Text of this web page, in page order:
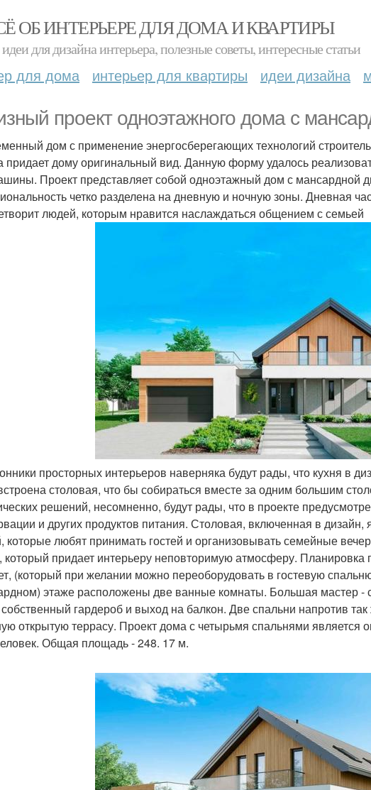
ОБ ИНТЕРЬЕРЕ ДЛЯ ДОМА И КВАРТИРЫ
для дизайна интерьера, полезные советы, интересные статьи
для дома интерьер для квартиры идеи дизайна
проект одноэтажного дома с
дом с применение энергосберегающих технологий
дому оригинальный вид. Данную форму удалось
Проект представляет собой одноэтажный дом с мансардной
четко разделена на дневную и ночную зоны. Дневная
людей, которым нравится наслаждаться общением с семьей
просторных интерьеров наверняка будут рады, что кухня в
столовая, что бы собираться вместе за одним большим
решений, несомненно, будут рады, что в проекте
и других продуктов питания. Столовая, включенная в
которые любят принимать гостей и организовывать семейные
который придает интерьеру неповторимую атмосферу. Планировка
(который при желании можно переоборудовать в гостевую
этаже расположены две ванные комнаты. Большая мастер -
гардероб и выход на балкон. Две спальни напротив
открытую террасу. Проект дома с четырьмя спальнями является
Общая площадь - 248. 17 м.